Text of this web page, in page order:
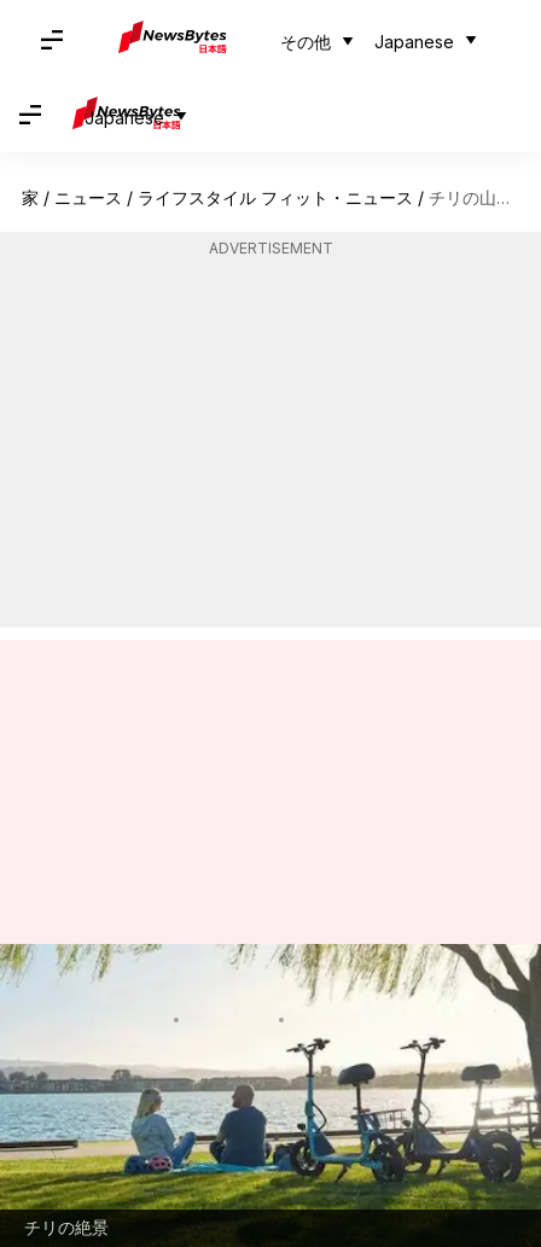
その他 Japanese
Japanese
家 / ニュース / ライフスタイル フィット・ニュース / チリの山岳冒険を発見しよう
ADVERTISEMENT
チリの絶景
チリの山岳冒険を発見しよう
どんな話なの
チリは、アンデス山脈からパタゴニアの険し
い峰々まで、多様な山岳風景を誇ります。ハ
イカーやクライマー、自然愛好家にとって、
これらの場所は忘れられない冒険を提供しま